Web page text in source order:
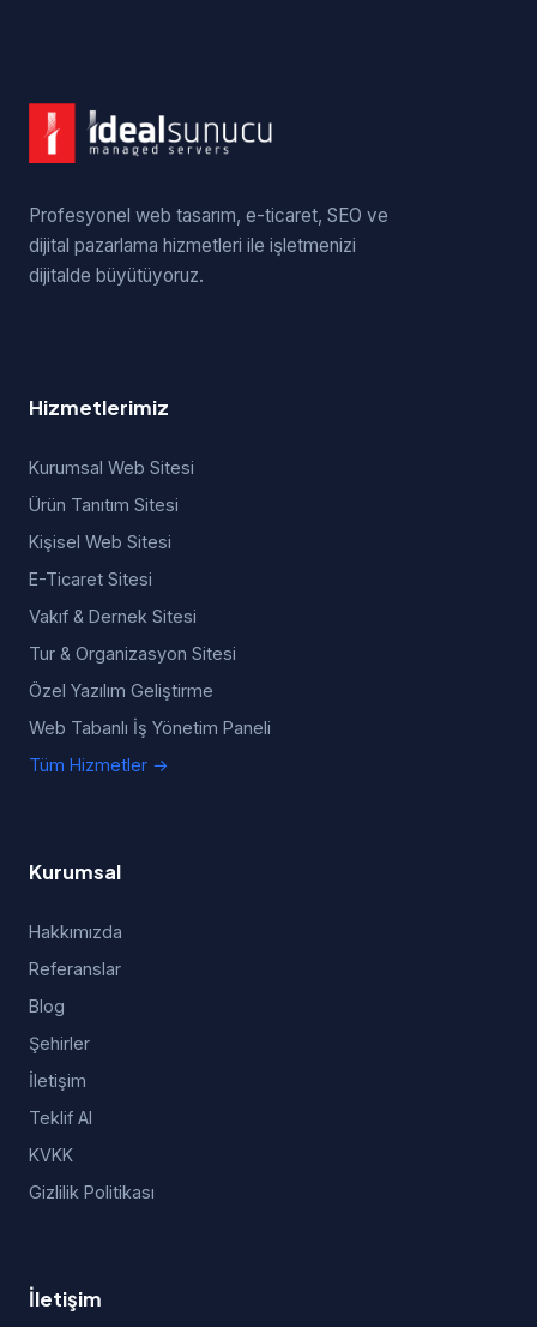
Profesyonel web tasarım, e-ticaret, SEO ve
dijital pazarlama hizmetleri ile işletmenizi
dijitalde büyütüyoruz.
Hizmetlerimiz
Kurumsal Web Sitesi
Ürün Tanıtım Sitesi
Kişisel Web Sitesi
E-Ticaret Sitesi
Vakıf & Dernek Sitesi
Tur & Organizasyon Sitesi
Özel Yazılım Geliştirme
Web Tabanlı İş Yönetim Paneli
Tüm Hizmetler →
Kurumsal
Hakkımızda
Referanslar
Blog
Şehirler
İletişim
Teklif Al
KVKK
Gizlilik Politikası
İletişim